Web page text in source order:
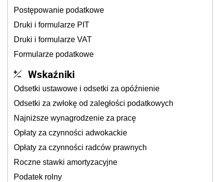
Postępowanie podatkowe
Druki i formularze PIT
Druki i formularze VAT
Formularze podatkowe
Wskaźniki
Odsetki ustawowe i odsetki za opóźnienie
Odsetki za zwłokę od zaległości podatkowych
Najniższe wynagrodzenie za pracę
Opłaty za czynności adwokackie
Opłaty za czynności radców prawnych
Roczne stawki amortyzacyjne
Podatek rolny